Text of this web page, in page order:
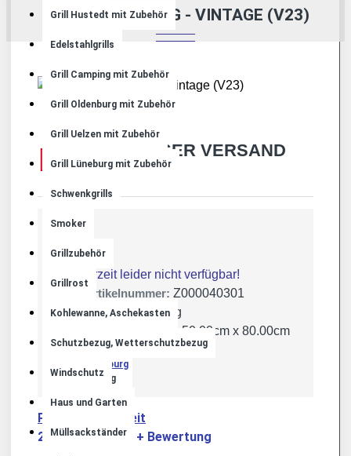
Grill Hustedt mit Zubehör
Edelstahlgrills
Grill Camping mit Zubehör
Grill Oldenburg mit Zubehör
Grill Uelzen mit Zubehör
Grill Lüneburg mit Zubehör
Schwenkgrills
Smoker
Grillzubehör
Grillrost
Kohlewanne, Aschekasten
Schutzbezug, Wetterschutzbezug
Windschutz
Haus und Garten
Müllsackständer
GRILL OLDENBURG - VINTAGE (V23)
KOSTENLOSER VERSAND
Lager:
Derzeit leider nicht verfügbar!
Artikelnummer: Z000040301
Gewicht: 23.00kg
80.00cm x 50.00cm x 80.00cm
JVA Oldenburg
Produktsicherheit
2 Bewertungen
+ Bewertung